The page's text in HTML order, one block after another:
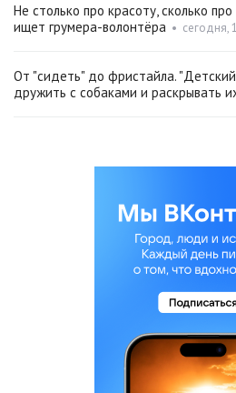
Не столько про красоту, сколько
ищет грумера-волонтёра • сегодня,
От "сидеть" до фристайла.
дружить с собаками и раскрывать